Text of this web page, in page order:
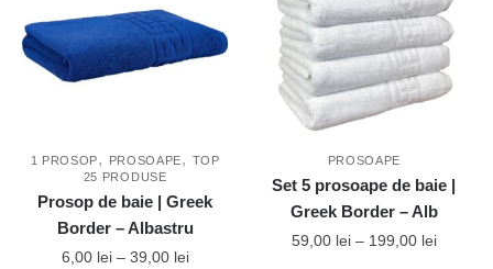
1 PROSOP, PROSOAPE, TOP
25 PRODUSE
Prosop de baie | Greek
Border – Albastru
6,00 lei – 39,00 leiInterval
PROSOAPE
Set 5 prosoape de baie |
Greek Border – Alb
59,00 lei – 199,00 leiInterval